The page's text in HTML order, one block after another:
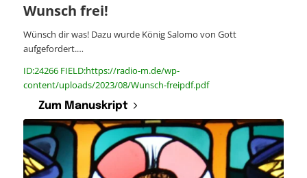
Wunsch frei!
Wünsch dir was! Dazu wurde König Salomo von Gott
aufgefordert.…
ID:24266 FIELD:https://radio-m.de/wp-
content/uploads/2023/08/Wunsch-freipdf.pdf
Zum Manuskript